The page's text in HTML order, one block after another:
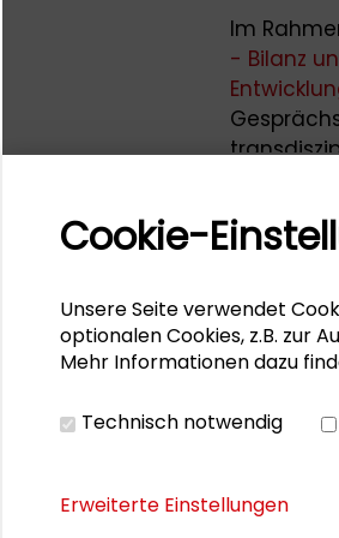
Im
- Bilanz
Im Zuge
Podcasts
Cookie-
Unsere Seite verwendet
optionalen Cookies, z.B. zur
Mehr Informationen dazu
Technisch notwendig
Erweiterte Einstellungen